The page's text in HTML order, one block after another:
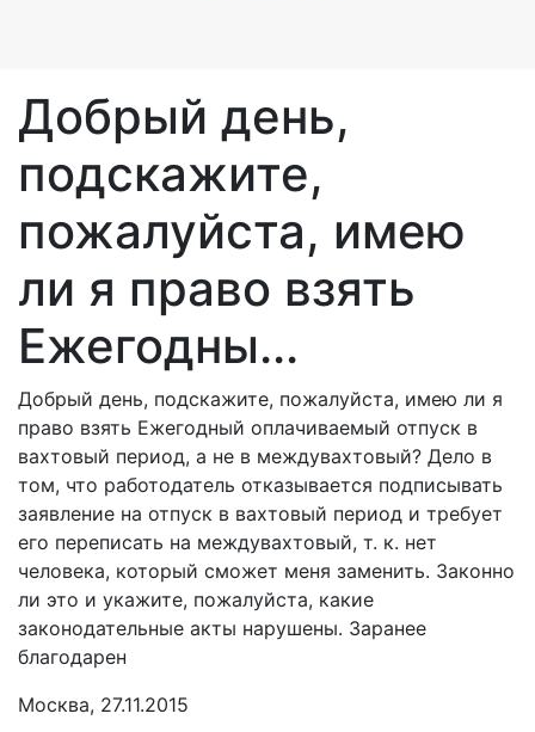
Добрый день,
подскажите,
пожалуйста, имею
ли я право взять
Ежегодны...
Добрый день, подскажите, пожалуйста, имею ли я
право взять Ежегодный оплачиваемый отпуск в
вахтовый период, а не в междувахтовый? Дело в
том, что работодатель отказывается подписывать
заявление на отпуск в вахтовый период и требует
его переписать на междувахтовый, т. к. нет
человека, который сможет меня заменить. Законно
ли это и укажите, пожалуйста, какие
законодательные акты нарушены. Заранее
благодарен
Москва, 27.11.2015